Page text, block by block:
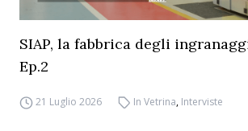
SIAP, la fabbrica degli
Ep.2
21 Luglio 2026 In Vetrina, Interviste